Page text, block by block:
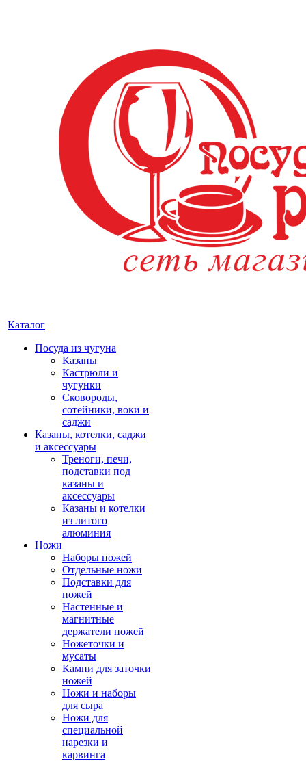
Каталог
Посуда из чугуна
Казаны
Кастрюли и
чугунки
Сковороды,
сотейники, воки и
саджи
Казаны, котелки, саджи
и аксессуары
Треноги, печи,
подставки под
казаны и
аксессуары
Казаны и котелки
из литого
алюминия
Ножи
Наборы ножей
Отдельные ножи
Подставки для
ножей
Настенные и
магнитные
держатели ножей
Ножеточки и
мусаты
Камни для заточки
ножей
Ножи и наборы
для сыра
Ножи для
специальной
нарезки и
карвинга